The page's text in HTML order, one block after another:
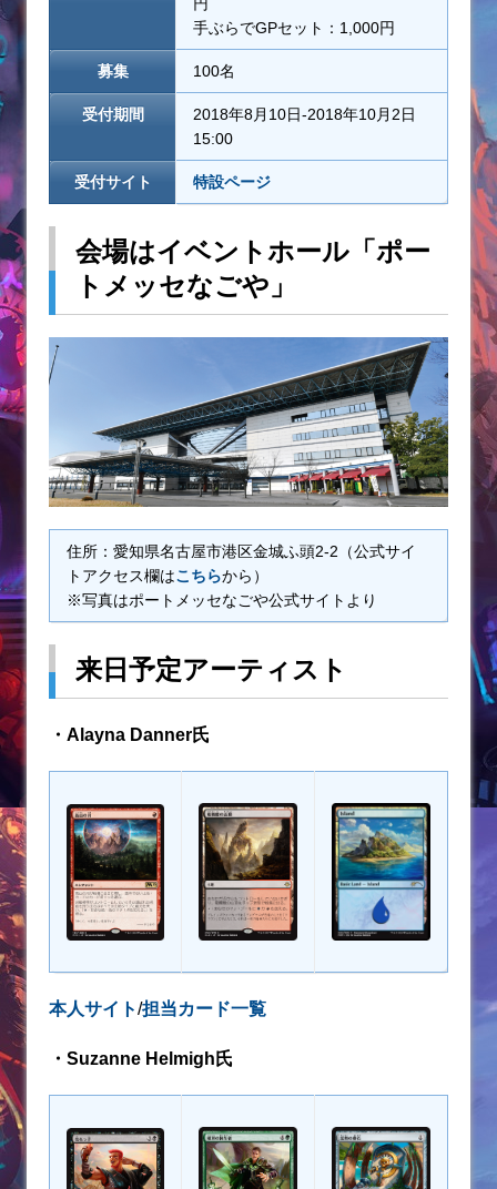
手ぶらでGPセット：1,000円
募集 100名
受付期間
2018年8月10日-2018年10月2日
15:00
受付サイト 特設ページ
会場はイベントホール「ポー
トメッセなごや」
住所：愛知県名古屋市港区金城ふ頭2-2（公式サイ
トアクセス欄はこちらから）
※写真はポートメッセなごや公式サイトより
来日予定アーティスト
・Alayna Danner氏
本人サイト/担当カード一覧
・Suzanne Helmigh氏